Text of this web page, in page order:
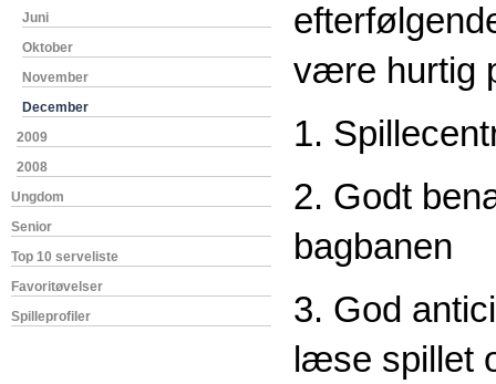
Juni
Oktober
November
December
2009
2008
Ungdom
Senior
Top 10 serveliste
Favoritøvelser
Spilleprofiler
være hurtig
1.
2. Godt
bagbanen
3. God
læse spillet